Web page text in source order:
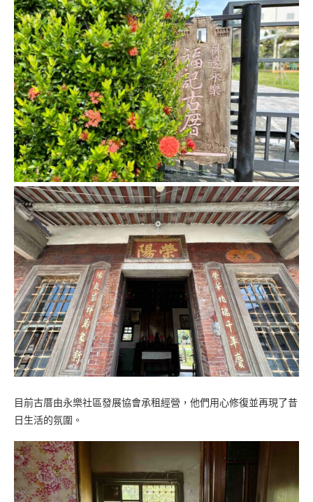
目前古厝由永樂社區發展協會承租經營，他們用心修復並再現了昔
日生活的氛圍。